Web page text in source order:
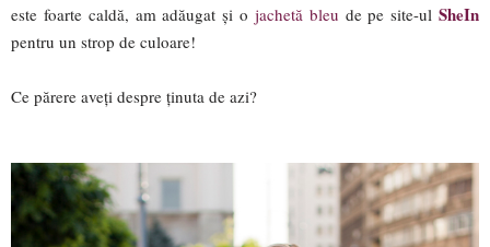
este foarte caldă, am adăugat și o jachetă bleu de pe site-ulSheIn
pentru un strop de culoare!
Ce părere aveți despre ținuta de azi?